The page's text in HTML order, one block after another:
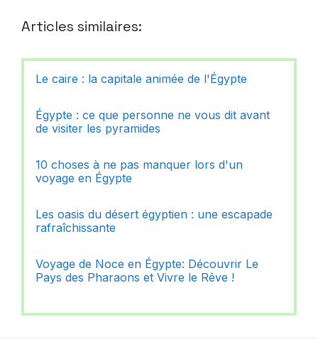
Articles similaires:
Le caire : la capitale animée de l'Égypte
Égypte : ce que personne ne vous dit avant
de visiter les pyramides
10 choses à ne pas manquer lors d'un
voyage en Égypte
Les oasis du désert égyptien : une escapade
rafraîchissante
Voyage de Noce en Égypte: Découvrir Le
Pays des Pharaons et Vivre le Rêve !